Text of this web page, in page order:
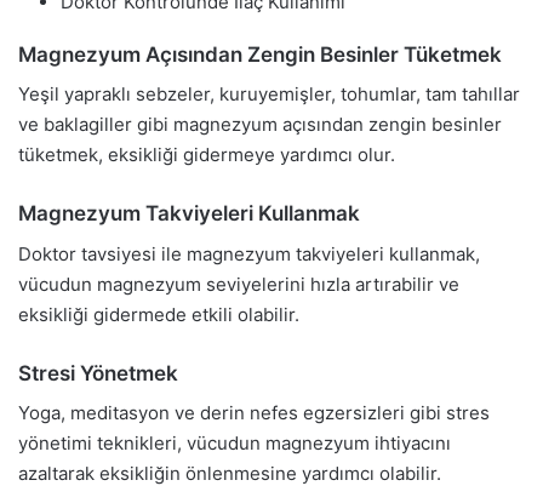
Magnezyum Açısından Zengin Besinler Tüketmek
Yeşil yapraklı sebzeler, kuruyemişler, tohumlar, tam tahıllar
ve baklagiller gibi magnezyum açısından zengin besinler
tüketmek, eksikliği gidermeye yardımcı olur.
Magnezyum Takviyeleri Kullanmak
Doktor tavsiyesi ile magnezyum takviyeleri kullanmak,
vücudun magnezyum seviyelerini hızla artırabilir ve
eksikliği gidermede etkili olabilir.
Stresi Yönetmek
Yoga, meditasyon ve derin nefes egzersizleri gibi stres
yönetimi teknikleri, vücudun magnezyum ihtiyacını
azaltarak eksikliğin önlenmesine yardımcı olabilir.